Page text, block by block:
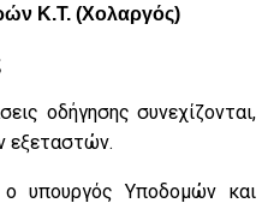
Κ.Τ. (Χολαργός)
οδήγησης συνεχίζονται,
εξεταστών.
ο υπουργός Υποδομών και